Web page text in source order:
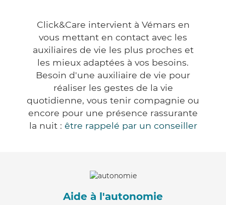
Click&Care intervient à Vémars en
vous mettant en contact avec les
auxiliaires de vie les plus proches et
les mieux adaptées à vos besoins.
Besoin d'une auxiliaire de vie pour
réaliser les gestes de la vie
quotidienne, vous tenir compagnie ou
encore pour une présence rassurante
la nuit : être rappelé par un conseiller
Aide à l'autonomie